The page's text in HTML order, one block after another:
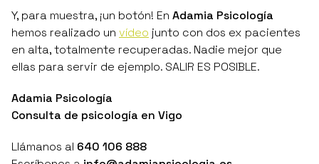
Y, para muestra, ¡un botón! En Adamia Psicología
hemos realizado un vídeo junto con dos ex pacientes
en alta, totalmente recuperadas. Nadie mejor que
ellas para servir de ejemplo. SALIR ES POSIBLE.
Adamia Psicología
Consulta de psicología en Vigo
Llámanos al 640 106 888